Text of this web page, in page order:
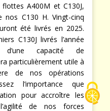
A400M et C130J,
C130 H. Vingt-cinq
été livrés en 2025.
C130J livrés l’année
d’une capacité de
particulièrement utile à
de nos opérations
l’importance que
pour accroître les
de nos forces